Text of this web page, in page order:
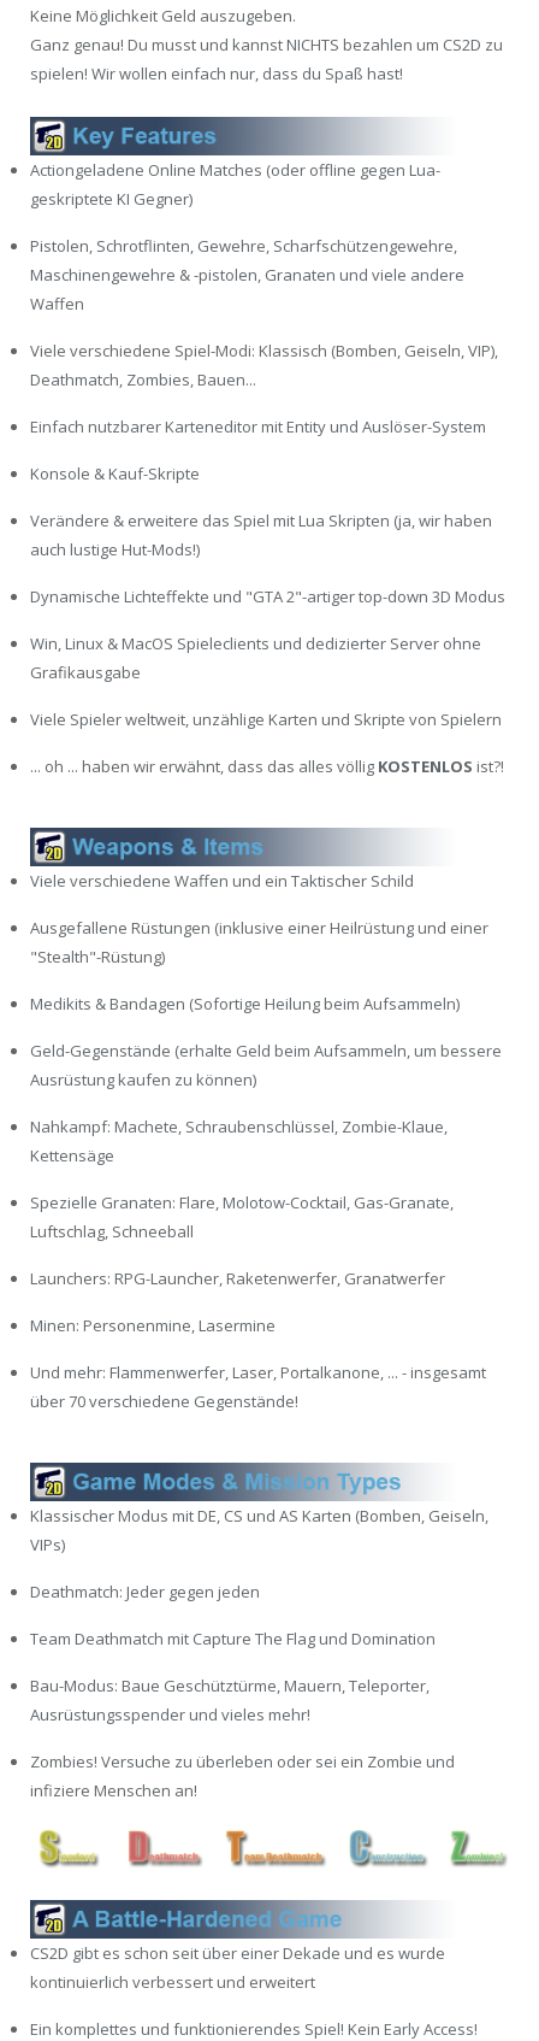
Keine Möglichkeit Geld auszugeben.
Ganz genau! Du musst und kannst NICHTS bezahlen um CS2D zu
spielen! Wir wollen einfach nur, dass du Spaß hast!
Actiongeladene Online Matches (oder offline gegen Lua-
geskriptete KI Gegner)
Pistolen, Schrotflinten, Gewehre, Scharfschützengewehre,
Maschinengewehre & -pistolen, Granaten und viele andere
Waffen
Viele verschiedene Spiel-Modi: Klassisch (Bomben, Geiseln, VIP),
Deathmatch, Zombies, Bauen...
Einfach nutzbarer Karteneditor mit Entity und Auslöser-System
Konsole & Kauf-Skripte
Verändere & erweitere das Spiel mit Lua Skripten (ja, wir haben
auch lustige Hut-Mods!)
Dynamische Lichteffekte und "GTA 2"-artiger top-down 3D Modus
Win, Linux & MacOS Spieleclients und dedizierter Server ohne
Grafikausgabe
Viele Spieler weltweit, unzählige Karten und Skripte von Spielern
... oh ... haben wir erwähnt, dass das alles völlig KOSTENLOS ist?!
Viele verschiedene Waffen und ein Taktischer Schild
Ausgefallene Rüstungen (inklusive einer Heilrüstung und einer
"Stealth"-Rüstung)
Medikits & Bandagen (Sofortige Heilung beim Aufsammeln)
Geld-Gegenstände (erhalte Geld beim Aufsammeln, um bessere
Ausrüstung kaufen zu können)
Nahkampf: Machete, Schraubenschlüssel, Zombie-Klaue,
Kettensäge
Spezielle Granaten: Flare, Molotow-Cocktail, Gas-Granate,
Luftschlag, Schneeball
Launchers: RPG-Launcher, Raketenwerfer, Granatwerfer
Minen: Personenmine, Lasermine
Und mehr: Flammenwerfer, Laser, Portalkanone, ... - insgesamt
über 70 verschiedene Gegenstände!
Klassischer Modus mit DE, CS und AS Karten (Bomben, Geiseln,
VIPs)
Deathmatch: Jeder gegen jeden
Team Deathmatch mit Capture The Flag und Domination
Bau-Modus: Baue Geschütztürme, Mauern, Teleporter,
Ausrüstungsspender und vieles mehr!
Zombies! Versuche zu überleben oder sei ein Zombie und
infiziere Menschen an!
CS2D gibt es schon seit über einer Dekade und es wurde
kontinuierlich verbessert und erweitert
Ein komplettes und funktionierendes Spiel! Kein Early Access!